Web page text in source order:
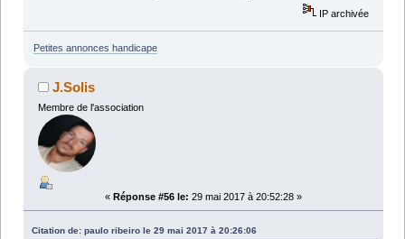
IP archivée
Petites annonces handicape
J.Solis
Membre de l'association
« Réponse #56 le: 29 mai 2017 à 20:52:28 »
Citation de: paulo ribeiro le 29 mai 2017 à 20:26:06